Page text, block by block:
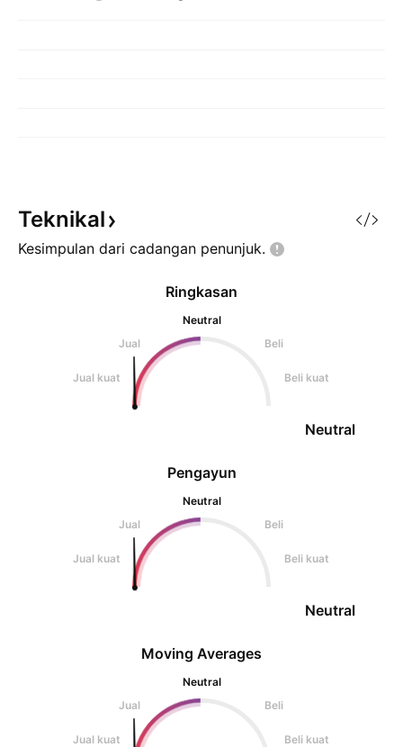
Teknikal
Kesimpulan dari cadangan penunjuk.
Pengayun
Neutral
Jual
Beli
Jual kuat Beli kuat
Neutral
Ringkasan
Neutral
Jual
Beli
Jual kuat Beli kuat
Neutral
Moving Averages
Neutral
Jual
Beli
Jual kuat Beli kuat